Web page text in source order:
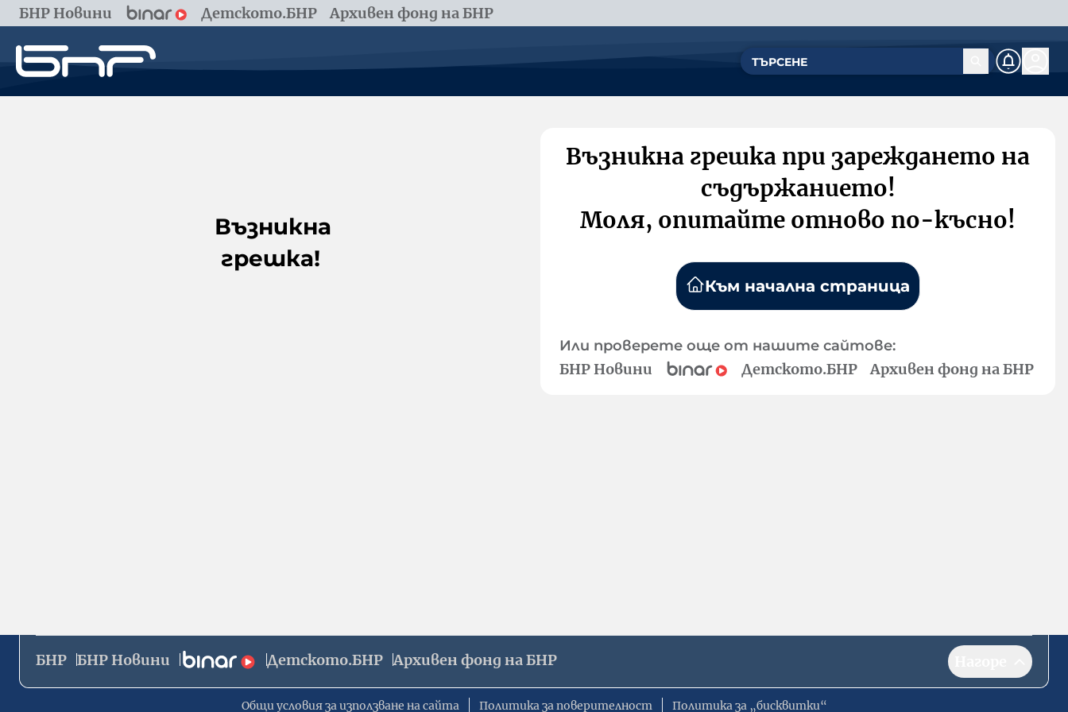
БНР Новини Детското.БНР Архивен фонд на БНР
Възникна
грешка!
Възникна грешка при зареждането на
съдържанието!
Моля, опитайте отново по-късно!
Към начална страница
Или проверете още от нашите сайтове:
БНР Новини Детското.БНР Архивен фонд на БНР
БНР БНР Новини Детското.БНР Архивен фонд на БНР
Общи условия за използване на сайта Политика за поверителност Политика за „бисквитки“